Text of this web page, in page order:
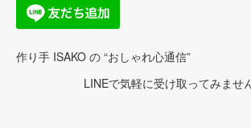
作り手 ISAKO の “おしゃれ心通信”
LINEで気軽に受け取ってみませ